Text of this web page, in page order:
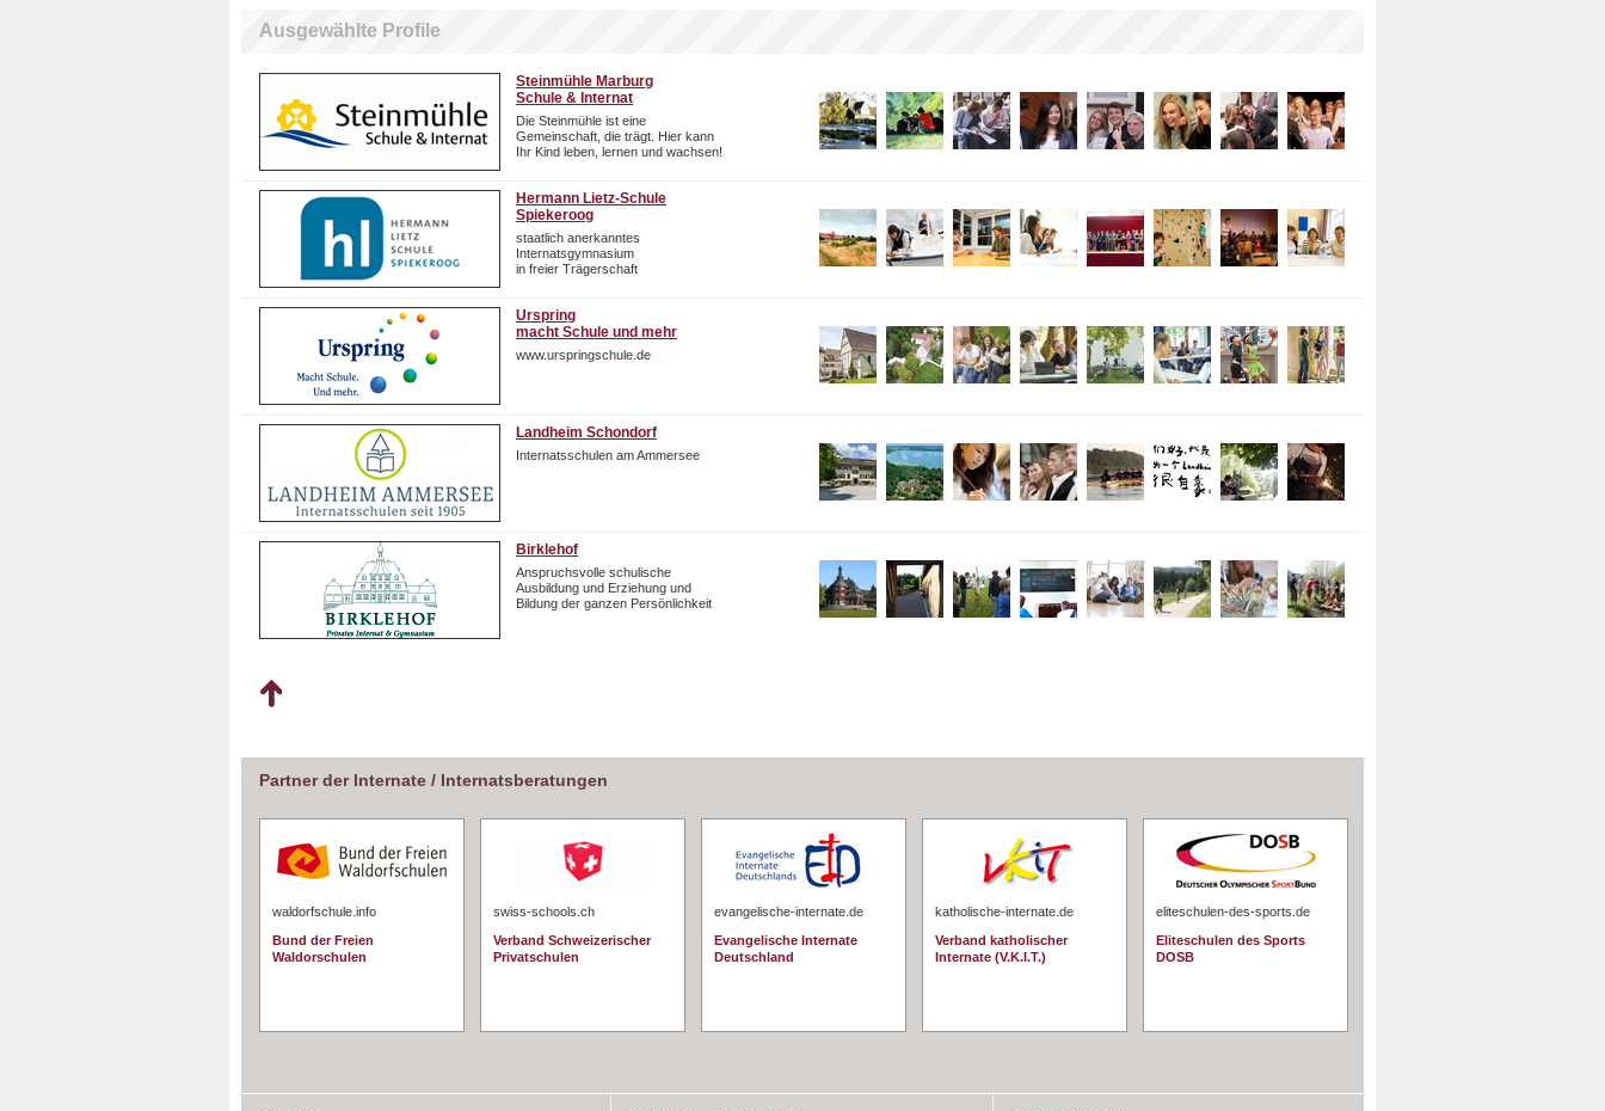
Ausgewählte Profile
Steinmühle Marburg
Schule & Internat
Die Steinmühle ist eine
Gemeinschaft, die trägt. Hier kann
Ihr Kind leben, lernen und wachsen!
Hermann Lietz-Schule
Spiekeroog
staatlich anerkanntes
Internatsgymnasium
in freier Trägerschaft
Urspring
macht Schule und mehr
www.urspringschule.de
Landheim Schondorf
Internatsschulen am Ammersee
Birklehof
Anspruchsvolle schulische
Ausbildung und Erziehung und
Bildung der ganzen Persönlichkeit
Partner der Internate / Internatsberatungen
waldorfschule.info
Bund der Freien
Waldorschulen
swiss-schools.ch
Verband Schweizerischer
Privatschulen
evangelische-internate.de
Evangelische Internate
Deutschland
katholische-internate.de
Verband katholischer
Internate (V.K.I.T.)
eliteschulen-des-sports.de
Eliteschulen des Sports
DOSB